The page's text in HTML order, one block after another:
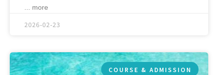
... more
2026-02-23
COURSE & ADMISSION